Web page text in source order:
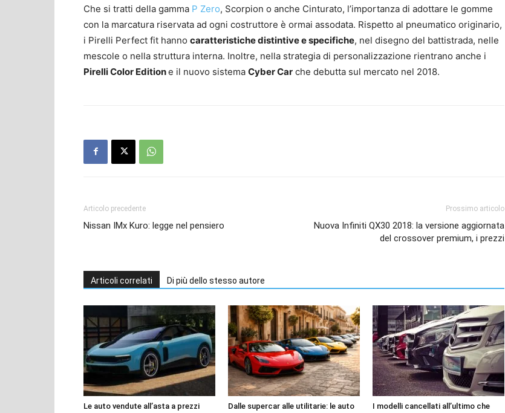
Che si tratti della gamma P Zero, Scorpion o anche Cinturato, l’importanza di adottare le gomme
con la marcatura riservata ad ogni costruttore è ormai assodata. Rispetto al pneumatico originario,
i Pirelli Perfect fit hanno caratteristiche distintive e specifiche, nel disegno del battistrada, nelle
mescole o nella struttura interna. Inoltre, nella strategia di personalizzazione rientrano anche i
Pirelli Color Editione il nuovo sistema Cyber Car che debutta sul mercato nel 2018.
Articolo precedente
Nissan IMx Kuro: legge nel pensiero
Prossimo articolo
Nuova Infiniti QX30 2018: la versione aggiornata
del crossover premium, i prezzi
Articoli correlati Di più dello stesso autore
Le auto vendute all’asta a prezzi Dalle supercar alle utilitarie: le auto I modelli cancellati all’ultimo che